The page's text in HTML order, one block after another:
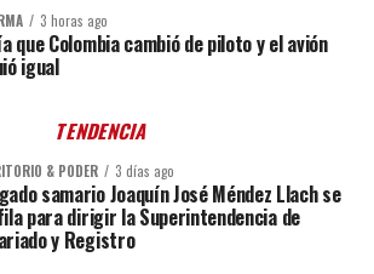
3 horas ago
que Colombia cambió de piloto y el avión
igual
TENDENCIA
& PODER 3 días ago
samario Joaquín José Méndez Llach se
para dirigir la Superintendencia de
y Registro